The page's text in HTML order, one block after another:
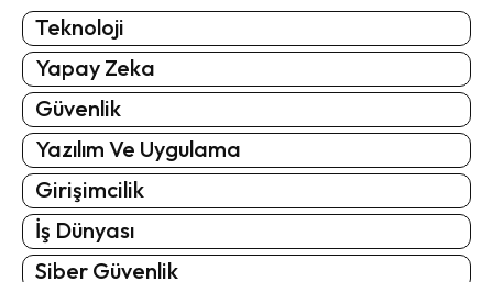
Teknoloji
Yapay Zeka
Güvenlik
Yazılım Ve Uygulama
Girişimcilik
İş Dünyası
Siber Güvenlik